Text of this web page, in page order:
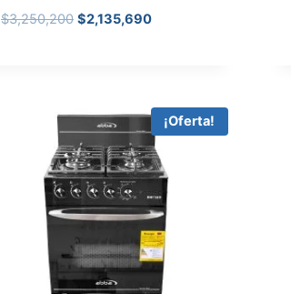
$3,250,200 $2,135,690
¡Oferta!